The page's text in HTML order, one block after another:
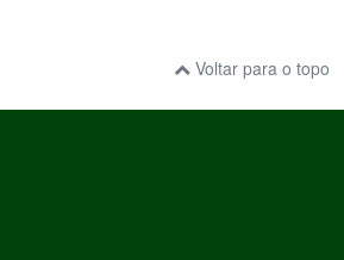
Voltar para o topo